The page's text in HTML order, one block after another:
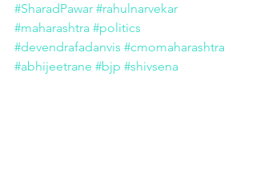
#SharadPawar #rahulnarvekar
#maharashtra #politics
#devendrafadanvis #cmomaharashtra
#abhijeetrane #bjp #shivsena